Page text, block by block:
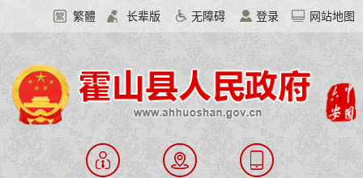
繁體 长辈版 无障碍 登录 网站地图